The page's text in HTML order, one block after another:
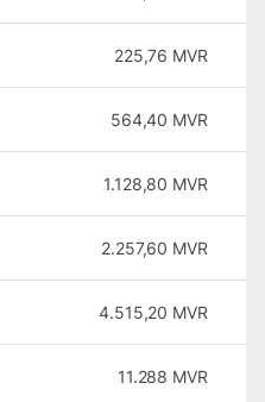
225,76 MVR
564,40 MVR
1.128,80 MVR
2.257,60 MVR
4.515,20 MVR
11.288 MVR